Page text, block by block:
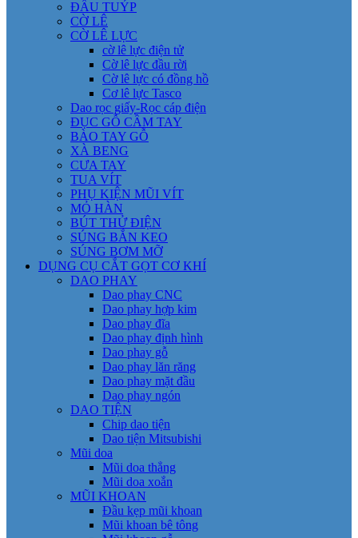
ĐẦU TUÝP
CỜ LÊ
CỜ LÊ LỰC
cờ lê lực điện tử
Cờ lê lực đầu rời
Cờ lê lực có đồng hồ
Cơ lê lực Tasco
Dao rọc giấy-Rọc cáp điện
ĐỤC GỖ CẦM TAY
BÀO TAY GỖ
XÀ BENG
CƯA TAY
TUA VÍT
PHỤ KIỆN MŨI VÍT
MỎ HÀN
BÚT THỬ ĐIỆN
SÚNG BẮN KEO
SÚNG BƠM MỠ
DỤNG CỤ CẮT GỌT CƠ KHÍ
DAO PHAY
Dao phay CNC
Dao phay hợp kim
Dao phay đĩa
Dao phay định hình
Dao phay gỗ
Dao phay lăn răng
Dao phay mặt đầu
Dao phay ngón
DAO TIỆN
Chip dao tiện
Dao tiện Mitsubishi
Mũi doa
Mũi doa thẳng
Mũi doa xoắn
MŨI KHOAN
Đầu kẹp mũi khoan
Mũi khoan bê tông